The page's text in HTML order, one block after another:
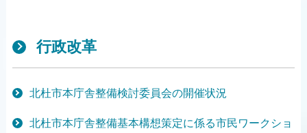
行政改革
北杜市本庁舎整備検討委員会の開催状況
北杜市本庁舎整備基本構想策定に係る市民ワークショ